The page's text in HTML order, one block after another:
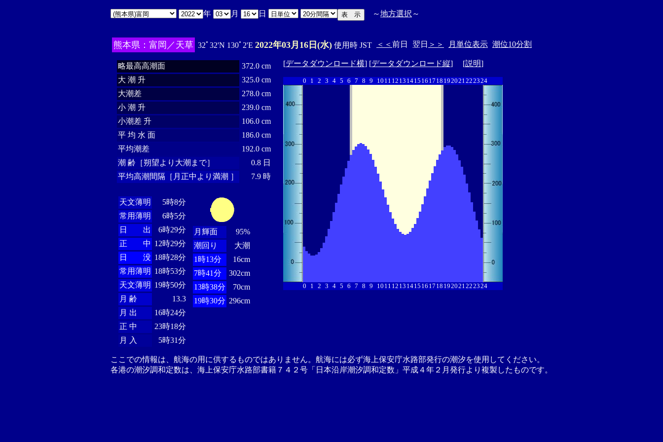
年 月 日 ～地方選択 ～
熊本県：富岡／天草 32ﾟ32'N 130ﾟ2'E 2022年03月16日(水) 使用時 JST ＜＜ 前日 翌日 ＞＞ 月単位表示 潮位10分割
略最高高潮面
372.0 cm
大 潮 升
325.0 cm
大潮差
278.0 cm
小 潮 升
239.0 cm
小潮差 升
106.0 cm
平 均 水 面
186.0 cm
平均潮差
192.0 cm
潮 齢［朔望より大潮まで］
0.8 日
平均高潮間隔［月正中より満潮 ］
7.9 時
天文薄明
5時8分
常用薄明
6時5分
日 出
6時29分
正 中 12時29分
日 没 18時28分
常用薄明 18時53分
天文薄明 19時50分
月 齢
13.3
月 出
16時24分
正 中
23時18分
月 入
5時31分
月輝面
95%
潮回り
大潮
1時13分
16cm
7時41分
302cm
13時38分
70cm
19時30分 296cm
[データダウンロード横] [データダウンロード縦] [説明]
0 1 2 3 4 5 6 7 8 9 10 11 12 13 1415 16 17 18 192021222324
0 1 2 3 4 5 6 7 8 9 10 11 12 13 1415 16 17 18 192021222324
ここでの情報は、航海の用に供するものではありません。航海には必ず海上保安庁水路部発行の潮汐を使用してください。
各港の潮汐調和定数は、海上保安庁水路部書籍７４２号「日本沿岸潮汐調和定数」平成４年２月発行より複製したものです。